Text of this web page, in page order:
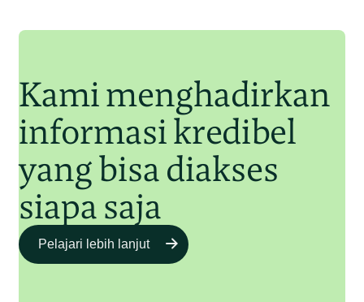
Kami menghadirkan
informasi kredibel
yang bisa diakses
siapa saja
Pelajari lebih lanjut